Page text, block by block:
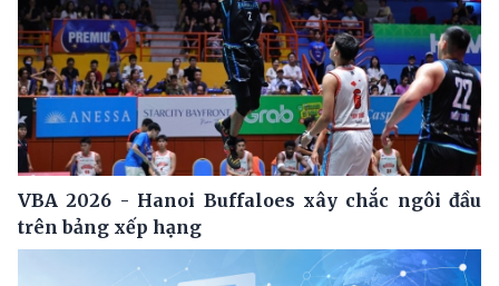
VBA 2026 - Hanoi Buffaloes xây chắc ngôi đầu
trên bảng xếp hạng